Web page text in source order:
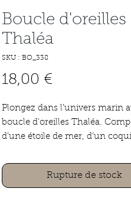
Boucle d'oreilles
Thaléa
SKU : BO_338
18,00 €Prix
Plongez dans l’univers marin
boucle d'oreilles Thaléa.
d’une étoile de mer, d’un
bénitier, ces boucles dorées
inoxydable capturent toute la
Rupture de stock